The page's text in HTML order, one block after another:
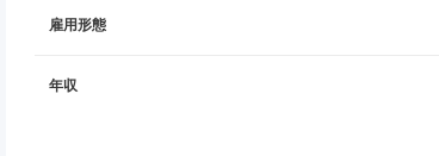
雇用形態
年収